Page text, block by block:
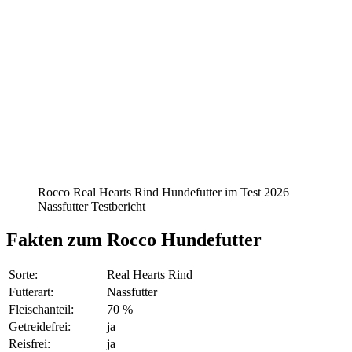
Rocco Real Hearts Rind Hundefutter im Test 2026
Nassfutter Testbericht
Fakten zum Rocco Hundefutter
Sorte:
Real Hearts Rind
Futterart:
Nassfutter
Fleischanteil:
70 %
Getreidefrei:
ja
Reisfrei:
ja